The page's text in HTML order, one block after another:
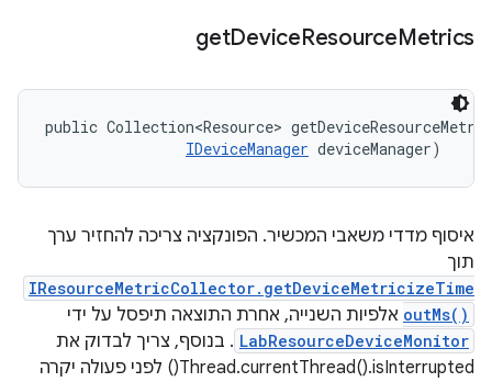
getDeviceResourceMetrics
public Collection<Resource>
IDeviceManager deviceManager)
איסוף מדדי משאבי המכשיר. הפונקציה צריכה להחזיר ערך
תוך
IResourceMetricCollector.getDeviceMetricizeTime
outMs() אלפיות השנייה, אחרת התוצאה תיפסל על ידי
LabResourceDeviceMonitor . בנוסף, צריך לבדוק את
Thread.currentThread().isInterrupted() לפני פעולה יקרה